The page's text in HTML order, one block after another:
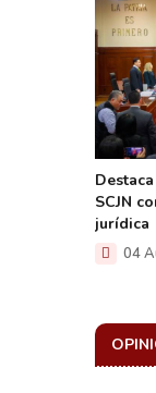
SCJN
jurídica
04